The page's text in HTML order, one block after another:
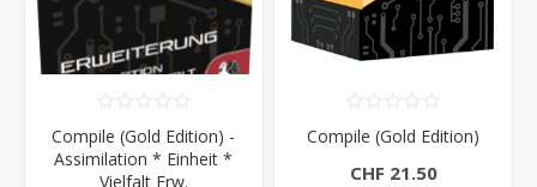
Compile (Gold Edition) -
Assimilation * Einheit *
Vielfalt Erw.
Compile (Gold Edition)
CHF 21.50